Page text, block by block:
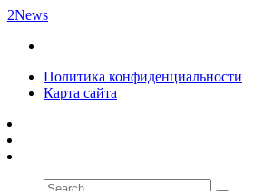
2News
Политика конфиденциальности
Карта сайта